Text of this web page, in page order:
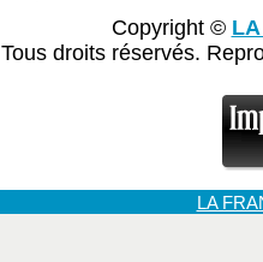
Copyright ©
Tous droits réservés.
LA